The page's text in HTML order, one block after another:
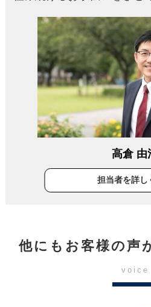
高倉 由
担当者を詳し
他にもお客様の声
voice